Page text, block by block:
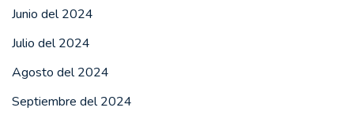
Junio del 2024
Julio del 2024
Agosto del 2024
Septiembre del 2024